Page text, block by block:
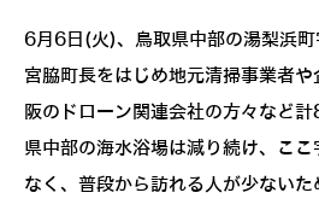
6月6日(火)、鳥取県中部の湯梨浜
宮脇町長をはじめ地元清掃事業者
阪のドローン関連会社の方々など
県中部の海水浴場は減り続け、こ
なく、普段から訪れる人が少ない